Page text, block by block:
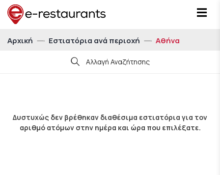
Αρχική Εστιατόρια ανά περιοχή Αθήνα
Αλλαγή Αναζήτησης
Δυστυχώς δεν βρέθηκαν διαθέσιμα εστιατόρια για τον
αριθμό ατόμων στην ημέρα και ώρα που επιλέξατε.